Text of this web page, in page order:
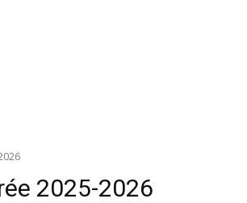
2025-2026